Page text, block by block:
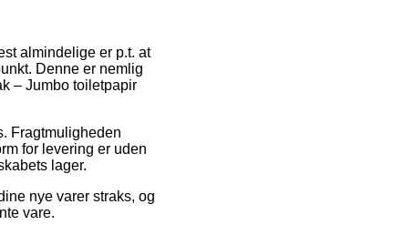
almindelige er p.t. at
Denne er nemlig
– Jumbo toiletpapir
Fragtmuligheden
for levering er uden
lager.
nye varer straks, og
vare.